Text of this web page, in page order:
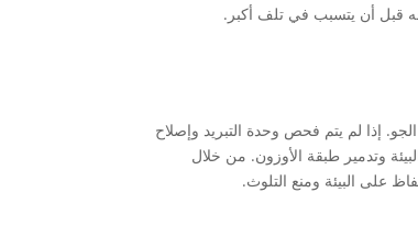
قبل أن يتسبب في تلف أكبر.
إذا لم يتم فحص وحدة التبريد وإصلاح
وتدمير طبقة الأوزون. من خلال
على البيئة ومنع التلوث.